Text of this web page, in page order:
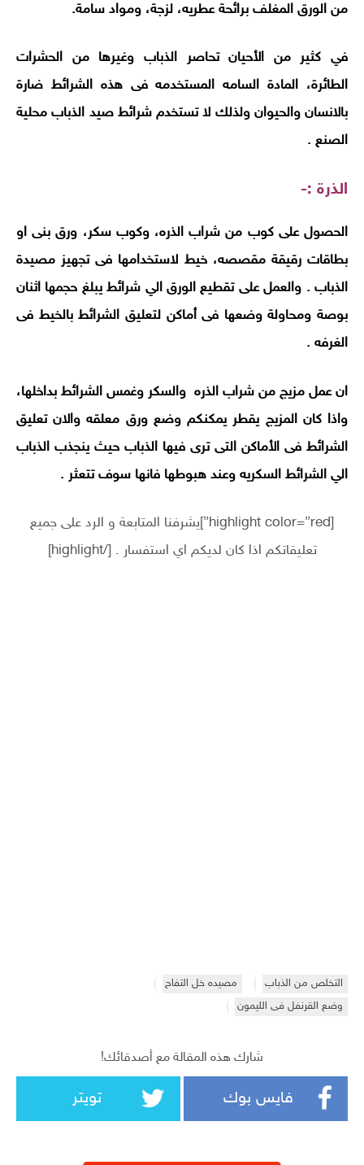
من الورق المغلف برائحة عطريه، لزجة، ومواد سامة.
في كثير من الأحيان تحاصر الذباب وغيرها من الحشرات
الطائرة، المادة السامه المستخدمه فى هذه الشرائط ضارة
بالانسان والحيوان ولذلك لا تستخدم شرائط صيد الذباب محلية
الصنع .
الذرة :-
الحصول على كوب من شراب الذره، وكوب سكر، ورق بنى او
بطاقات رقيقة مقصصه، خيط لاستخدامها فى تجهيز مصيدة
الذباب . والعمل على تقطيع الورق الي شرائط يبلغ حجمها اثنان
بوصة ومحاولة وضعها فى أماكن لتعليق الشرائط بالخيط فى
الغرفه .
ان عمل مزيج من شراب الذره والسكر وغمس الشرائط بداخلها،
واذا كان المزيج يقطر يمكنكم وضع ورق معلقه والان تعليق
الشرائط فى الأماكن التى ترى فيها الذباب حيث ينجذب الذباب
الي الشرائط السكريه وعند هبوطها فانها سوف تتعثر .
[highlight color=”red”]يشرفنا المتابعة و الرد على جميع
تعليقاتكم اذا كان لديكم اي استفسار . [/highlight]
التخلص من الذباب
مصيده خل التفاح
وضع القرنفل فى الليمون
شارك هذه المقالة مع أصدقائك!
فايس بوك تويتر